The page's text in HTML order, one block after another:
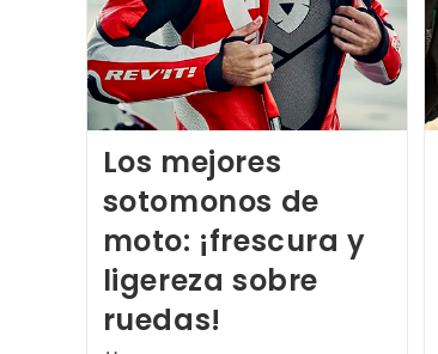
Los mejores
sotomonos de
moto: ¡frescura y
ligereza sobre
ruedas!